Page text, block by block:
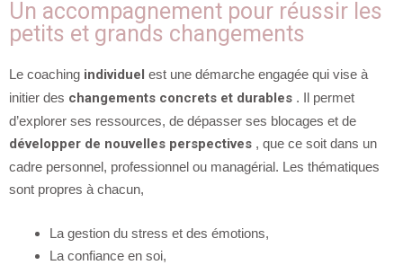
Un accompagnement pour réussir les
petits et grands changements
Le coaching individuel est une démarche engagée qui vise à
initier des changements concrets et durables . Il permet
d’explorer ses ressources, de dépasser ses blocages et de
développer de nouvelles perspectives , que ce soit dans un
cadre personnel, professionnel ou managérial. Les thématiques
sont propres à chacun,
La gestion du stress et des émotions,
La confiance en soi,